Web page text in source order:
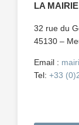
LA MAIRIE
32 rue du
45130 –
Email :
Tel: +33